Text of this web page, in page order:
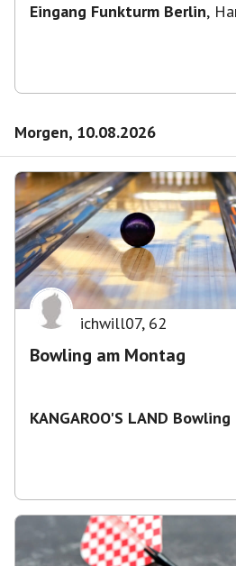
Eingang Funkturm Berlin,
Morgen, 10.08.2026
ichwill07, 62
Bowling am Montag
KANGAROO'S LAND